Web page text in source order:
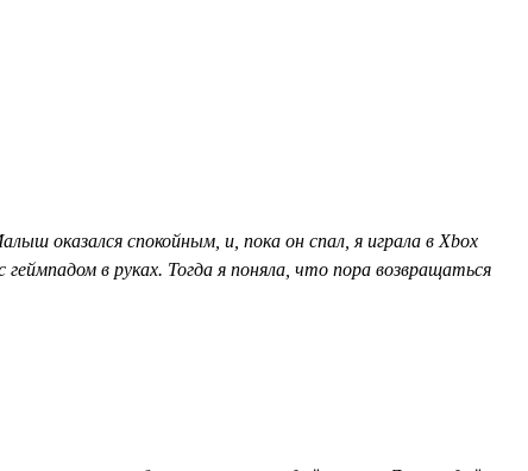
оказался спокойным, и, пока он спал, я играла в Xbox
в руках. Тогда я поняла, что пора возвращаться